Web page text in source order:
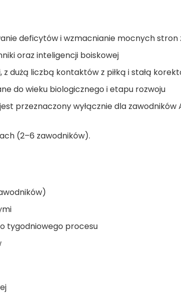
deficytów i wzmacnianie mocnych stron
oraz inteligencji boiskowej
dużą liczbą kontaktów z piłką i stałą
do wieku biologicznego i etapu rozwoju
przeznaczony wyłącznie dla zawodników
(2–6 zawodników).
tygodniowego procesu